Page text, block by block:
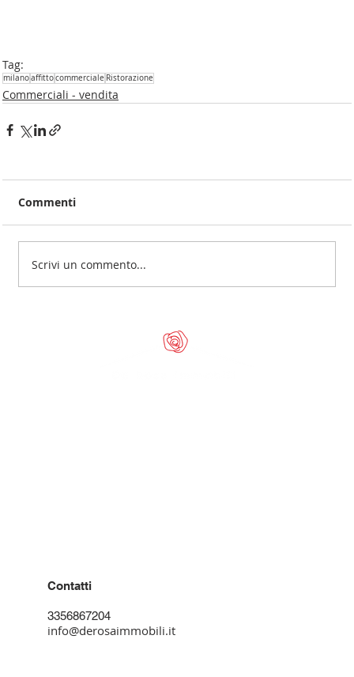
Tag:
milanoaffittocommerciale Ristorazione
Commerciali - vendita
Commenti
Scrivi un commento...
Contatti
3356867204
info@derosaimmobili.it